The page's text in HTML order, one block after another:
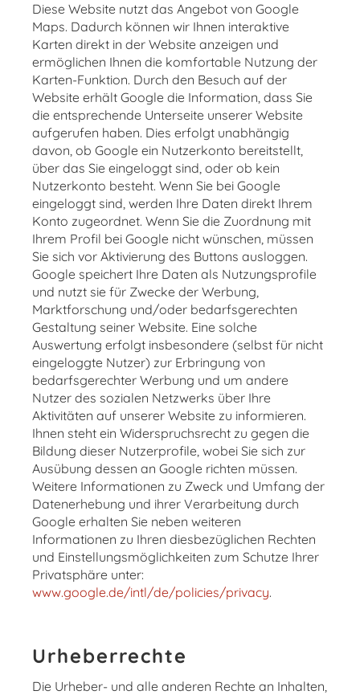
Diese Website nutzt das Angebot von Google
Maps. Dadurch können wir Ihnen interaktive
Karten direkt in der Website anzeigen und
ermöglichen Ihnen die komfortable Nutzung der
Karten-Funktion. Durch den Besuch auf der
Website erhält Google die Information, dass Sie
die entsprechende Unterseite unserer Website
aufgerufen haben. Dies erfolgt unabhängig
davon, ob Google ein Nutzerkonto bereitstellt,
über das Sie eingeloggt sind, oder ob kein
Nutzerkonto besteht. Wenn Sie bei Google
eingeloggt sind, werden Ihre Daten direkt Ihrem
Konto zugeordnet. Wenn Sie die Zuordnung mit
Ihrem Profil bei Google nicht wünschen, müssen
Sie sich vor Aktivierung des Buttons ausloggen.
Google speichert Ihre Daten als Nutzungsprofile
und nutzt sie für Zwecke der Werbung,
Marktforschung und/oder bedarfsgerechten
Gestaltung seiner Website. Eine solche
Auswertung erfolgt insbesondere (selbst für nicht
eingeloggte Nutzer) zur Erbringung von
bedarfsgerechter Werbung und um andere
Nutzer des sozialen Netzwerks über Ihre
Aktivitäten auf unserer Website zu informieren.
Ihnen steht ein Widerspruchsrecht zu gegen die
Bildung dieser Nutzerprofile, wobei Sie sich zur
Ausübung dessen an Google richten müssen.
Weitere Informationen zu Zweck und Umfang der
Datenerhebung und ihrer Verarbeitung durch
Google erhalten Sie neben weiteren
Informationen zu Ihren diesbezüglichen Rechten
und Einstellungsmöglichkeiten zum Schutze Ihrer
Privatsphäre unter:
www.google.de/intl/de/policies/privacy.
Urheberrechte
Die Urheber- und alle anderen Rechte an Inhalten,